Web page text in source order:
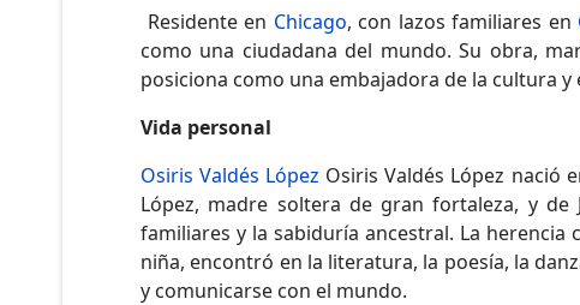
Residente en Chicago, con lazos familiares en
como una ciudadana del mundo. Su obra,
posiciona como una embajadora de la cultura
Vida personal
Osiris Valdés López Osiris Valdés López nació
López, madre soltera de gran fortaleza, y
familiares y la sabiduría ancestral. La
niña, encontró en la literatura, la poesía, la
y comunicarse con el mundo.